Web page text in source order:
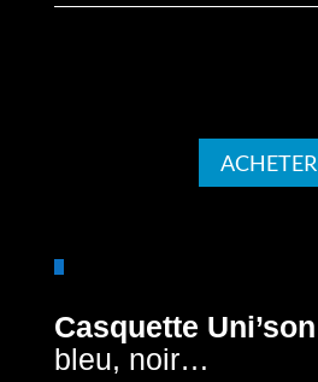
ACHETER
Casquette Uni’son
bleu, noir…